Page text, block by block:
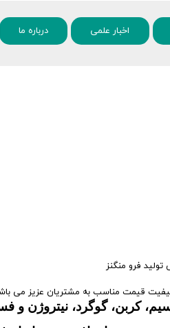
اخبار علمی درباره ما
فرو منگنز
کیفیت قیمت مناسب به مشتریان عزیز می
کربن، گوگرد، نیتروژن